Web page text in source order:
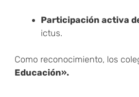
Participación activa
ictus.
Como reconocimiento, los
Educación».